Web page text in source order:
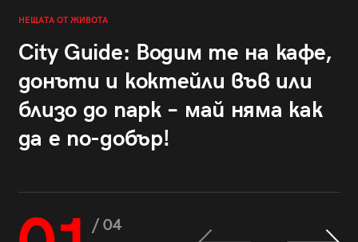
НЕЩАТА ОТ ЖИВОТА
City Guide: Водим те на кафе,
донъти и коктейли във или
близо до парк – май няма как
да е по-добър!
/ 04